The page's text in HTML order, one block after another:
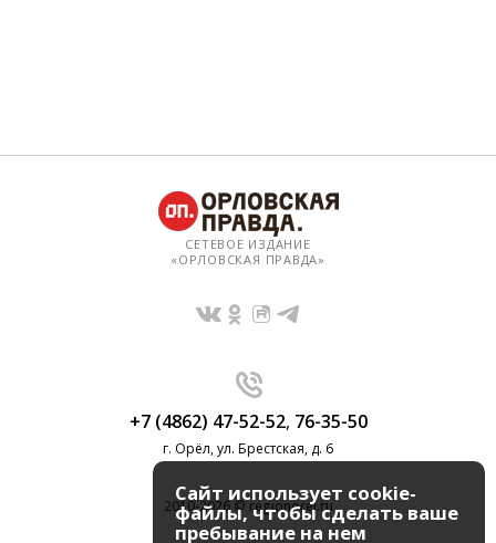
СЕТЕВОЕ ИЗДАНИЕ
«ОРЛОВСКАЯ ПРАВДА»
+7 (4862) 47-52-52, 76-35-50
г. Орёл, ул. Брестская, д. 6
2010-2026 © regionorel.ru
Сайт использует cookie-
файлы, чтобы сделать ваше
пребывание на нем